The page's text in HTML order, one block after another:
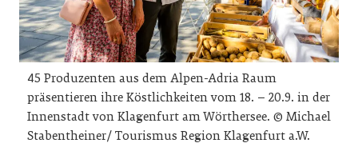
45 Produzenten aus dem Alpen-Adria Raum
präsentieren ihre Köstlichkeiten vom 18. – 20.9. in der
Innenstadt von Klagenfurt am Wörthersee. © Michael
Stabentheiner/ Tourismus Region Klagenfurt a.W.